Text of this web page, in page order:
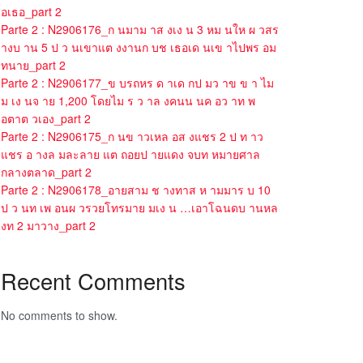
อเธอ_part 2
Parte 2 : N2906176_ก นมาม าส งเง น 3 หม นให ผ วสร
างบ าน 5 ป ว นเขาแต งงานก บช เธอเด นเข าไปพร อม
ทนาย_part 2
Parte 2 : N2906177_ข บรถหร ด าเด กป มว าข ข า ไม
ม เง นจ าย 1,200 โดยไม ร ว าล งคนน นค อว าท พ
อตาต วเอง_part 2
Parte 2 : N2906175_ก นข าวเหล อส งแชร 2 ป ท าว
แชร อ างล มละลาย แต ถอยป ายแดง จบท หมายศาล
กลางตลาด_part 2
Parte 2 : N2906178_อายสาม ช างทาส ห ามมาร บ 10
ป ว นท เพ อนผ วรวยโทรมาย มเง น …เอาโฉนดบ านหล
งท 2 มาวาง_part 2
Recent Comments
No comments to show.